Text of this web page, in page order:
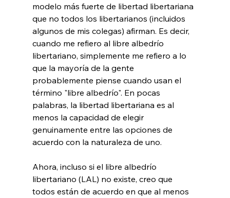
modelo más fuerte de libertad libertariana
que no todos los libertarianos (incluidos
algunos de mis colegas) afirman. Es decir,
cuando me refiero al libre albedrío
libertariano, simplemente me refiero a lo
que la mayoría de la gente
probablemente piense cuando usan el
término "libre albedrío". En pocas
palabras, la libertad libertariana es al
menos la capacidad de elegir
genuinamente entre las opciones de
acuerdo con la naturaleza de uno.
Ahora, incluso si el libre albedrío
libertariano (LAL) no existe, creo que
todos están de acuerdo en que al menos